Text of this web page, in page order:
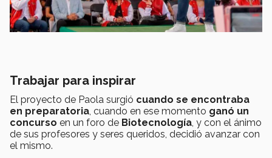
Trabajar para inspirar
El proyecto de Paola surgió cuando se encontraba
en preparatoria, cuando en ese momento ganó un
concurso en un foro de Biotecnología, y con el ánimo
de sus profesores y seres queridos, decidió avanzar con
el mismo.